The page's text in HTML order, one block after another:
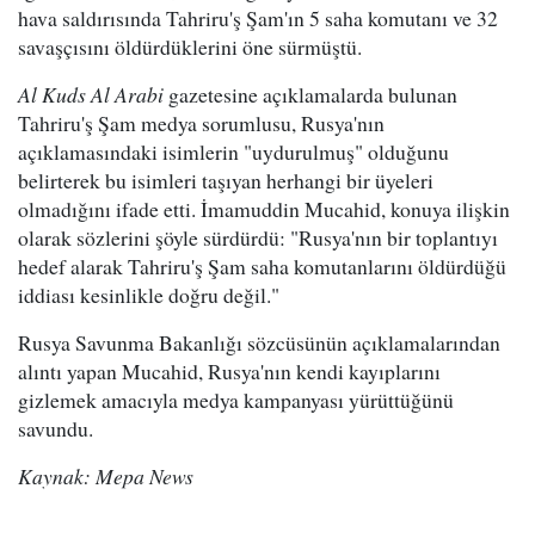
hava saldırısında Tahriru'ş Şam'ın 5 saha komutanı ve 32
savaşçısını öldürdüklerini öne sürmüştü.
Al Kuds Al Arabi gazetesine açıklamalarda bulunan
Tahriru'ş Şam medya sorumlusu, Rusya'nın
açıklamasındaki isimlerin "uydurulmuş" olduğunu
belirterek bu isimleri taşıyan herhangi bir üyeleri
olmadığını ifade etti. İmamuddin Mucahid, konuya ilişkin
olarak sözlerini şöyle sürdürdü: "Rusya'nın bir toplantıyı
hedef alarak Tahriru'ş Şam saha komutanlarını öldürdüğü
iddiası kesinlikle doğru değil."
Rusya Savunma Bakanlığı sözcüsünün açıklamalarından
alıntı yapan Mucahid, Rusya'nın kendi kayıplarını
gizlemek amacıyla medya kampanyası yürüttüğünü
savundu.
Kaynak: Mepa News